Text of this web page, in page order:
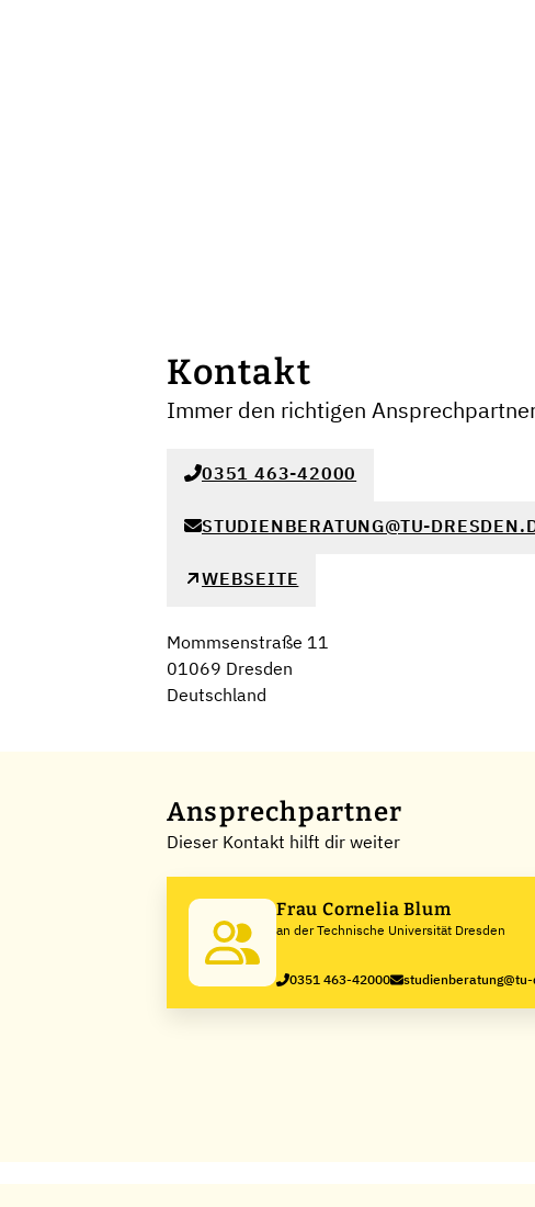
Kontakt
Immer den richtigen
0351 463-42000
STUDIENBERATUNG@TU-
WEBSEITE
Mommsenstraße 11
01069 Dresden
Deutschland
Ansprechpartner
Dieser Kontakt hilft dir weiter
Frau Cornelia Blum
an der Technische Universität Dresden
0351 463-42000